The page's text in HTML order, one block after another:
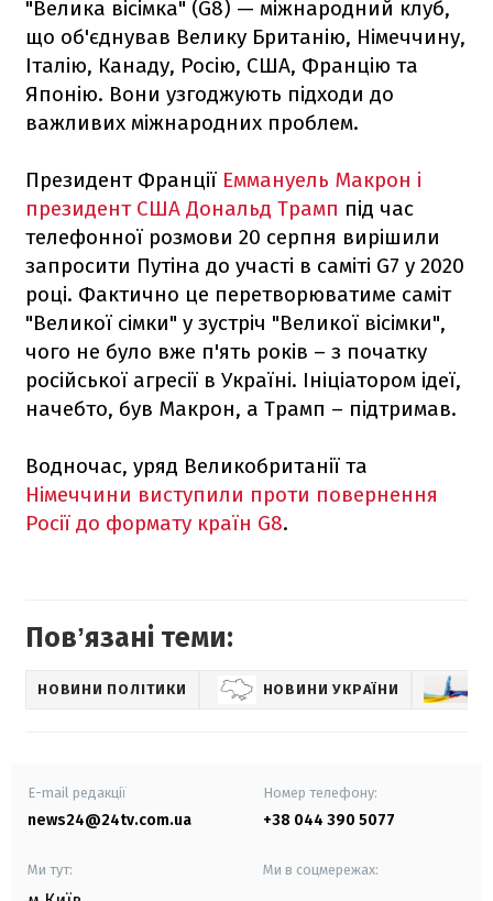
"Велика вісімка" (G8) — міжнародний клуб,
що об'єднував Велику Британію, Німеччину,
Італію, Канаду, Росію, США, Францію та
Японію. Вони узгоджують підходи до
важливих міжнародних проблем.
Президент Франції Еммануель Макрон і
президент США Дональд Трамп під час
телефонної розмови 20 серпня вирішили
запросити Путіна до участі в саміті G7 у 2020
році. Фактично це перетворюватиме саміт
"Великої сімки" у зустріч "Великої вісімки",
чого не було вже п'ять років – з початку
російської агресії в Україні. Ініціатором ідеї,
начебто, був Макрон, а Трамп – підтримав.
Водночас, уряд Великобританії та
Німеччини виступили проти повернення
Росії до формату країн G8.
Повʼязані теми:
НОВИНИ ПОЛІТИКИ НОВИНИ УКРАЇНИ
E-mail редакції
news24@24tv.com.ua
Номер телефону:
+38 044 390 5077
Ми тут: Ми в соцмережах: